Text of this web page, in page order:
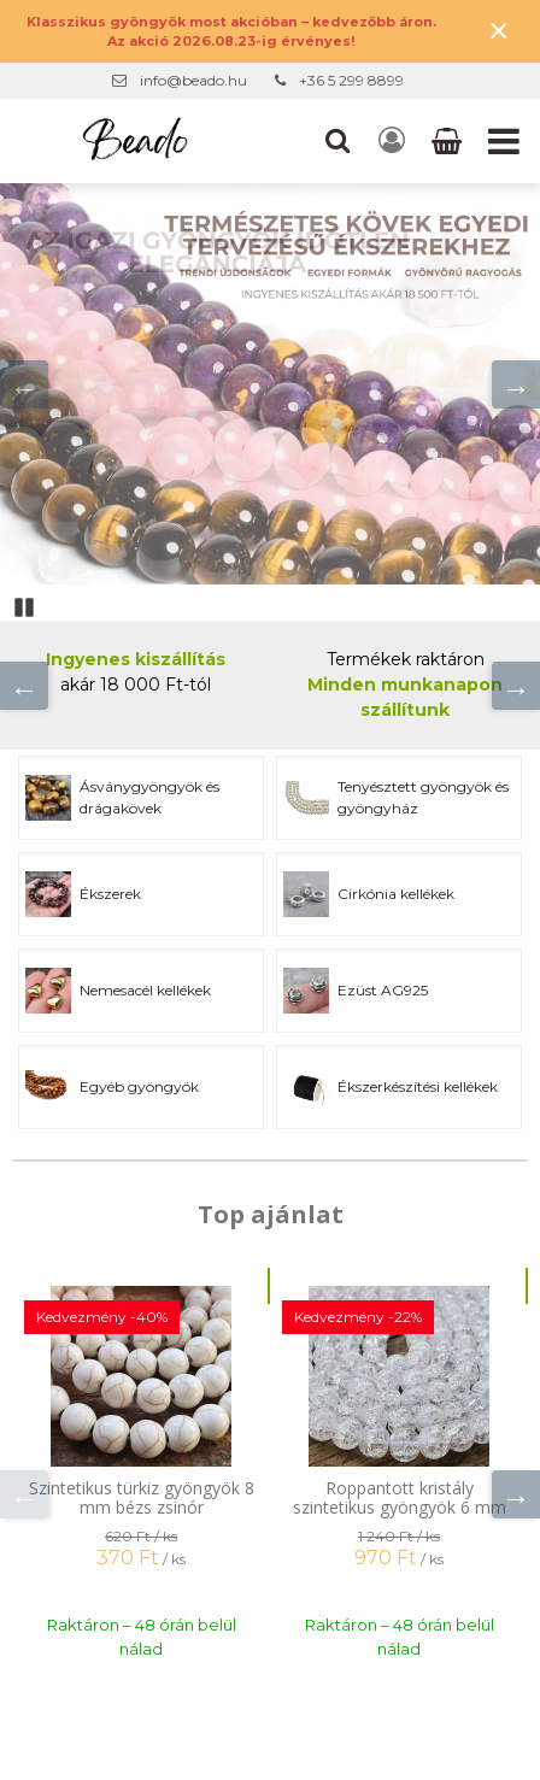
Klasszikus gyöngyök most akcióban – kedvezőbb áron.
Az akció 2026.08.23-ig érvényes!
×
info@beado.hu +36 5 299 8899
Ingyenes kiszállítás
akár 18 000 Ft-tól
Termékek raktáron
Minden munkanapon
szállítunk
Ásványgyöngyök és
drágakövek
Tenyésztett gyöngyök és
gyöngyház
Ékszerek Cirkónia kellékek
Nemesacél kellékek Ezüst AG925
Egyéb gyöngyök Ékszerkészítési kellékek
Top ajánlat
Szintetikus türkiz gyöngyök 8
mm bézs zsinór
Kedvezmény -40%
620 Ft/ ks
370 Ft / ks
Raktáron – 48 órán belül
nálad
Roppantott kristály
szintetikus gyöngyök 6 mm
zsinór
Kedvezmény -22%
1 240 Ft/ ks
970 Ft / ks
Raktáron – 48 órán belül
nálad